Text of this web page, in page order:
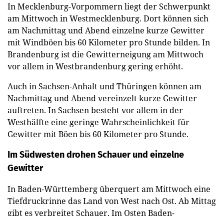
In Mecklenburg-Vorpommern liegt der Schwerpunkt
am Mittwoch in Westmecklenburg. Dort können sich
am Nachmittag und Abend einzelne kurze Gewitter
mit Windböen bis 60 Kilometer pro Stunde bilden. In
Brandenburg ist die Gewitterneigung am Mittwoch
vor allem in Westbrandenburg gering erhöht.
Auch in Sachsen-Anhalt und Thüringen können am
Nachmittag und Abend vereinzelt kurze Gewitter
auftreten. In Sachsen besteht vor allem in der
Westhälfte eine geringe Wahrscheinlichkeit für
Gewitter mit Böen bis 60 Kilometer pro Stunde.
Im Südwesten drohen Schauer und einzelne
Gewitter
In Baden-Württemberg überquert am Mittwoch eine
Tiefdruckrinne das Land von West nach Ost. Ab Mittag
gibt es verbreitet Schauer. Im Osten Baden-